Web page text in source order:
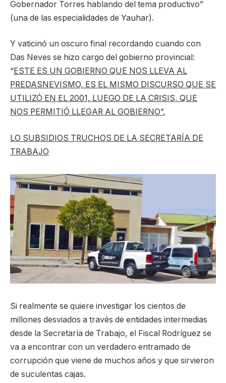
Gobernador Torres hablando del tema productivo”
(una de las especialidades de Yauhar).
Y vaticinó un oscuro final recordando cuando con
Das Neves se hizo cargo del gobierno provincial:
“ESTE ES UN GOBIERNO QUE NOS LLEVA AL
PREDASNEVISMO, ES EL MISMO DISCURSO QUE SE
UTILIZÓ EN EL 2001, LUEGO DE LA CRISIS, QUE
NOS PERMITIÓ LLEGAR AL GOBIERNO”.
LO SUBSIDIOS TRUCHOS DE LA SECRETARÍA DE
TRABAJO
Si realmente se quiere investigar los cientos de
millones desviados a través de entidades intermedias
desde la Secretaría de Trabajo, el Fiscal Rodríguez se
va a encontrar con un verdadero entramado de
corrupción que viene de muchos años y que sirvieron
de suculentas cajas.